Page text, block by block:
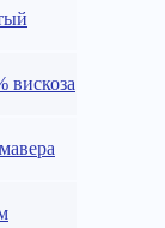
вискоза